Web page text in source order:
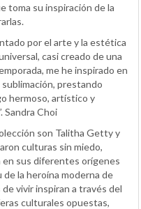
toma su inspiración de la
por el arte y la estética
casi creado de una
me he inspirado en
prestando
hermoso, artístico y
Sandra Choi
son Talitha Getty y
culturas sin miedo,
en sus diferentes orígenes
la heroína moderna de
de vivir inspiran a través del
culturales opuestas,